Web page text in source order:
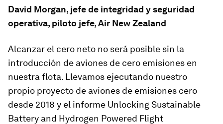
David Morgan, jefe de integridad y seguridad
operativa, piloto jefe, Air New Zealand
Alcanzar el cero neto no será posible sin la
introducción de aviones de cero emisiones en
nuestra flota. Llevamos ejecutando nuestro
propio proyecto de aviones de emisiones cero
desde 2018 y el informe Unlocking Sustainable
Battery and Hydrogen Powered Flight